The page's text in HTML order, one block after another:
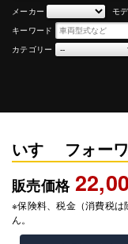
メーカー
モ
キーワード
カテゴリー
いすゞ フォー
販売価格
※保険料、税金（消費税
ん。